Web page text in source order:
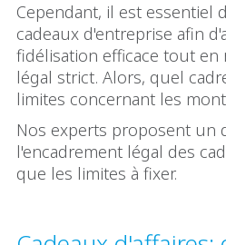
Cependant, il est essentiel
cadeaux d'entreprise afin
fidélisation efficace tout en
légal strict. Alors, quel
limites concernant les
Nos experts proposent un
l'encadrement légal des
que les limites à fixer.